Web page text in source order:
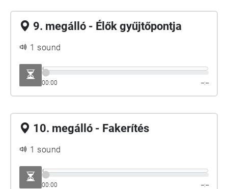
9. megálló - Élők gyűjtőpontja
1 sound
00:00 --:--
10. megálló - Fakerítés
1 sound
00:00 --:--